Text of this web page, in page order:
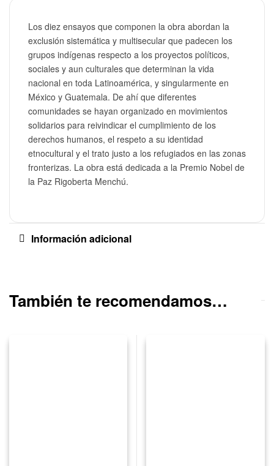
Los diez ensayos que componen la obra abordan la
exclusión sistemática y multisecular que padecen los
grupos indígenas respecto a los proyectos políticos,
sociales y aun culturales que determinan la vida
nacional en toda Latinoamérica, y singularmente en
México y Guatemala. De ahí que diferentes
comunidades se hayan organizado en movimientos
solidarios para reivindicar el cumplimiento de los
derechos humanos, el respeto a su identidad
etnocultural y el trato justo a los refugiados en las zonas
fronterizas. La obra está dedicada a la Premio Nobel de
la Paz Rigoberta Menchú.
Información adicional
También te recomendamos…